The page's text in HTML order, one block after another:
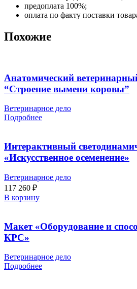
предоплата 100%;
оплата по факту поставки
Похожие
Анатомический
“Строение вымени коровы”
Ветеринарное дело
Подробнее
Интерактивный
«Искусственное осеменение»
Ветеринарное дело
117 260 ₽
В корзину
Макет «Оборудование и
КРС»
Ветеринарное дело
Подробнее